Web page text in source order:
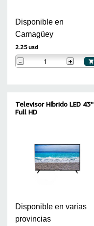
Disponible en
Camagüey
2.25 usd
- +
Televisor Híbrido LED 43''
Full HD
Disponible en varias
provincias